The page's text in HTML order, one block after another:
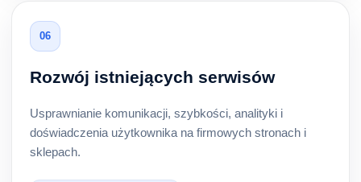
06
Rozwój istniejących serwisów
Usprawnianie komunikacji, szybkości, analityki i
doświadczenia użytkownika na firmowych stronach i
sklepach.